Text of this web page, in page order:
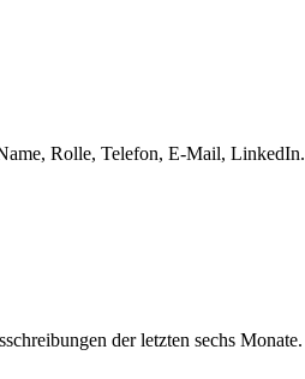
Rolle, Telefon, E-Mail, LinkedIn.
der letzten sechs Monate.